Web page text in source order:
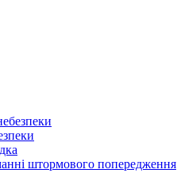
штормового попередження